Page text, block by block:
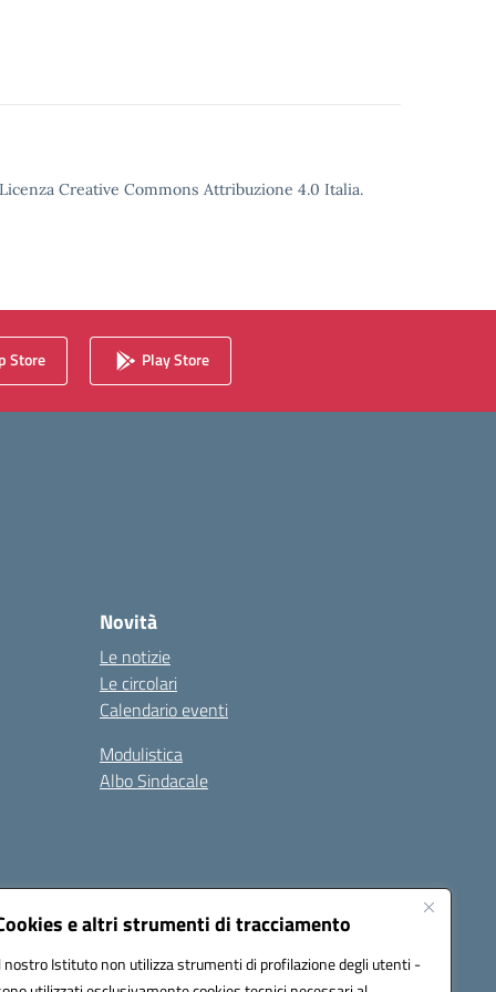
e altri strumenti di tracciamento
nostro Istituto non utilizza strumenti di profilazione degli utenti -
Creative Commons Attribuzione 4.0 Italia.
Store Play Store
Novità
Le notizie
Le circolari
Calendario eventi
Modulistica
Albo Sindacale